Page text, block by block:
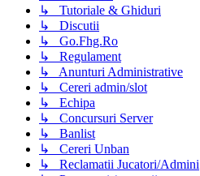
↳ Tutoriale & Ghiduri
↳ Discutii
↳ Go.Fhg.Ro
↳ Regulament
↳ Anunturi Administrative
↳ Cereri admin/slot
↳ Echipa
↳ Concursuri Server
↳ Banlist
↳ Cereri Unban
↳ Reclamatii Jucatori/Admini